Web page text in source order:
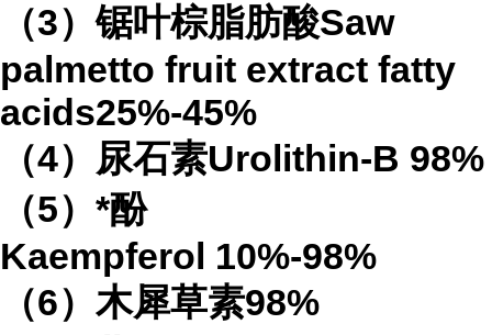
（3）锯叶棕脂肪酸Saw
palmetto fruit extract fatty
acids25%-45%
（4） 尿石素Urolithin-B 98%
（5）*酚
Kaempferol 10%-98%
（6）木犀草素98%